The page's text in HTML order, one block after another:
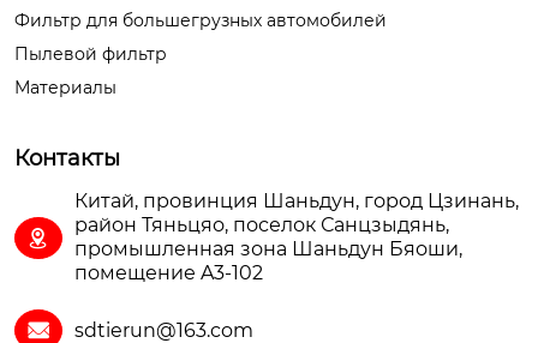
Фильтр для большегрузных автомобилей
Пылевой фильтр
Материалы
Контакты

Китай, провинция Шаньдун, город Цзинань,
район Тяньцяо, поселок Санцзыдянь,
промышленная зона Шаньдун Бяоши,
помещение A3-102
 sdtierun@163.com